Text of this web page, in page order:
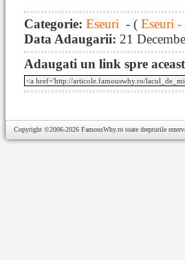
Categorie: Eseuri - ( Eseuri
Data Adaugarii: 21
Adaugati un link spre
Copyright ©2006-2026 FamousWhy.ro toate drepturile